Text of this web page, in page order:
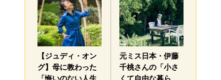
【ジュディ・オン
グ】母に教わった
元ミス日本・伊藤
千桃さんの「小さ